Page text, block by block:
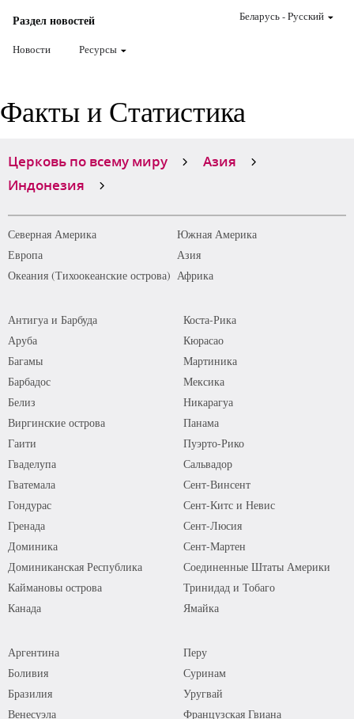
Раздел новостей
Новости Ресурсы
Беларусь-Pусский
Факты и Статистика
Церковь по всему миру
Азия
Индонезия
Северная Америка
Южная Америка
Европа
Азия
Океания (Тихоокеанские острова) Африка
Антигуа и Барбуда
Аруба
Багамы
Барбадос
Белиз
Виргинские острова
Гаити
Гваделупа
Гватемала
Гондурас
Гренада
Доминика
Доминиканская Республика
Каймановы острова
Канада
Коста-Рика
Кюрасао
Мартиника
Мексика
Никарагуа
Панама
Пуэрто-Рико
Сальвадор
Сент-Винсент
Сент-Китс и Невис
Сент-Люсия
Сент-Мартен
Соединенные Штаты Америки
Тринидад и Тобаго
Ямайка
Аргентина
Боливия
Бразилия
Венесуэла
Перу
Суринам
Уругвай
Французская Гвиана